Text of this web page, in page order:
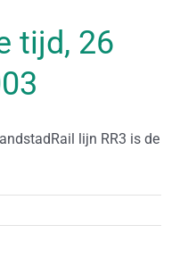
tijd, 26
lijn RR3 is de